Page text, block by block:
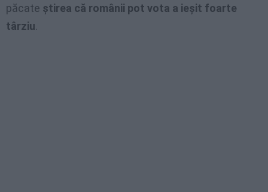
păcate ştirea că românii pot vota a ieşit foarte
târziu.